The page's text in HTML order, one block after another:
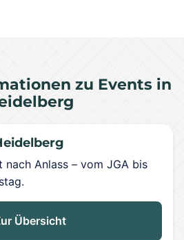
zu Events in
Anlass – vom JGA bis
Übersicht